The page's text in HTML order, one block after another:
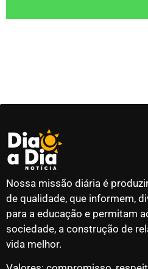
Nossa missão diária é
de qualidade, que informem,
para a educação e permitam
sociedade, a construção de
vida melhor.